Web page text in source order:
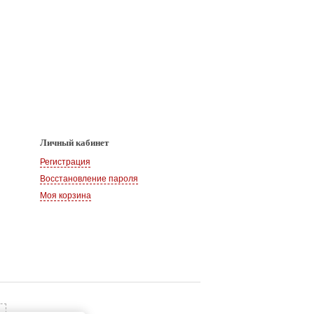
Личный кабинет
Регистрация
Восстановление пароля
Моя корзина